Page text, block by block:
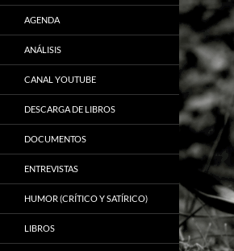
AGENDA
ANÁLISIS
CANAL YOUTUBE
DESCARGA DE LIBROS
DOCUMENTOS
ENTREVISTAS
HUMOR (CRÍTICO Y SATÍRICO)
LIBROS